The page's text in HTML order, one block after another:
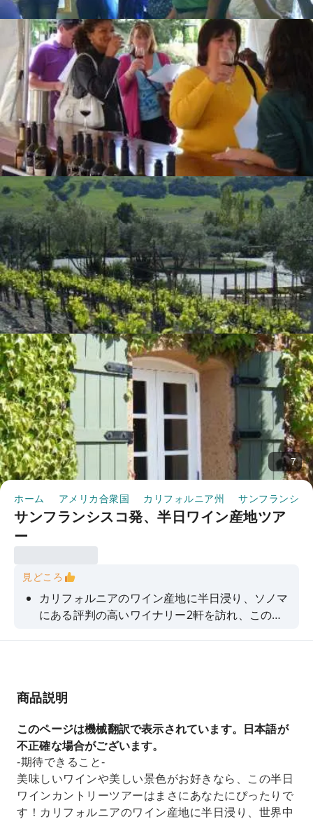
7
ホーム アメリカ合衆国 カリフォルニア州 サンフランシス
サンフランシスコ発、半日ワイン産地ツア
ー
見どころ
カリフォルニアのワイン産地に半日浸り、ソノマ
にある評判の高いワイナリー2軒を訪れ、この地
商品説明
このページは機械翻訳で表示されています。日本語が
不正確な場合がございます。
-期待できること-
美味しいワインや美しい景色がお好きなら、この半日
ワインカントリーツアーはまさにあなたにぴったりで
す！カリフォルニアのワイン産地に半日浸り、世界中